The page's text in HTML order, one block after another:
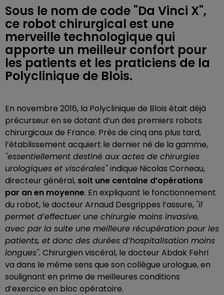
Sous le nom de code "Da Vinci X",
ce robot chirurgical est une
merveille technologique qui
apporte un meilleur confort pour
les patients et les praticiens de la
Polyclinique de Blois.
En novembre 2016, la Polyclinique de Blois était déjà
précurseur en se dotant d’un des premiers robots
chirurgicaux de France. Près de cinq ans plus tard,
l’établissement acquiert le dernier né de la gamme,
"essentiellement destiné aux actes de chirurgies
urologiques et viscérales"indique Nicolas Corneau,
directeur général, soit une centaine d’opérations
par an en moyenne. En expliquant le fonctionnement
du robot, le docteur Arnaud Desgrippes l’assure, "il
permet d’effectuer une chirurgie moins invasive,
avec par la suite une meilleure récupération pour les
patients, et donc des durées d’hospitalisation moins
longues". Chirurgien viscéral, le docteur Abdak Fehri
va dans le même sens que son collègue urologue, en
soulignant en prime de meilleures conditions
d’exercice en bloc opératoire.